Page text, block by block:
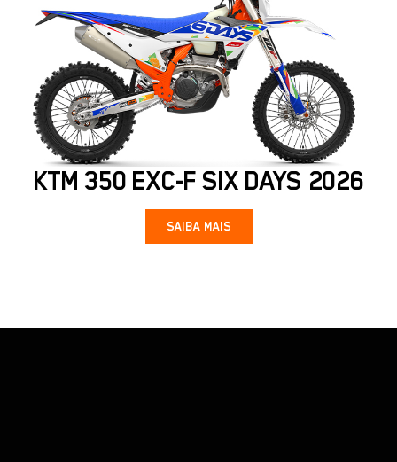
KTM 350 EXC-F SIX DAYS 2026
SAIBA MAIS